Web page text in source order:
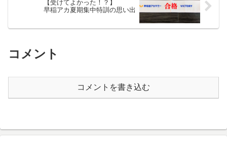
【受けてよかった！？】
早稲アカ夏期集中特訓の思い出
コメント
コメントを書き込む